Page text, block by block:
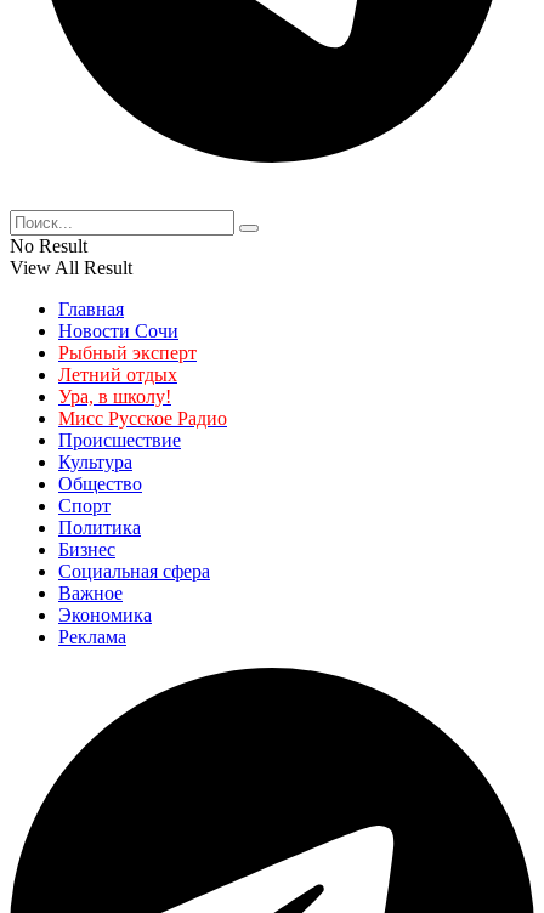
No Result
View All Result
Главная
Новости Сочи
Рыбный эксперт
Летний отдых
Ура, в школу!
Мисс Русское Радио
Происшествие
Культура
Общество
Спорт
Политика
Бизнес
Социальная сфера
Важное
Экономика
Реклама